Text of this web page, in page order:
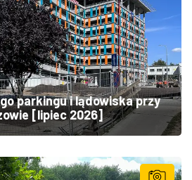
parkingu i lądowiska przy
[lipiec 2026]